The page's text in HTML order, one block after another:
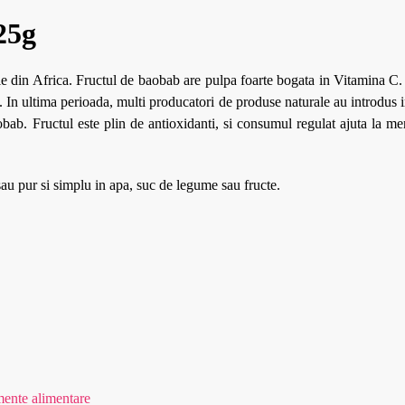
din Africa. Fructul de baobab are pulpa foarte bogata in Vitamina
ultima perioada, multi producatori de produse naturale au introdus
Fructul este plin de antioxidanti, si consumul regulat ajuta la
pur si simplu in apa, suc de legume sau fructe.
alimentare